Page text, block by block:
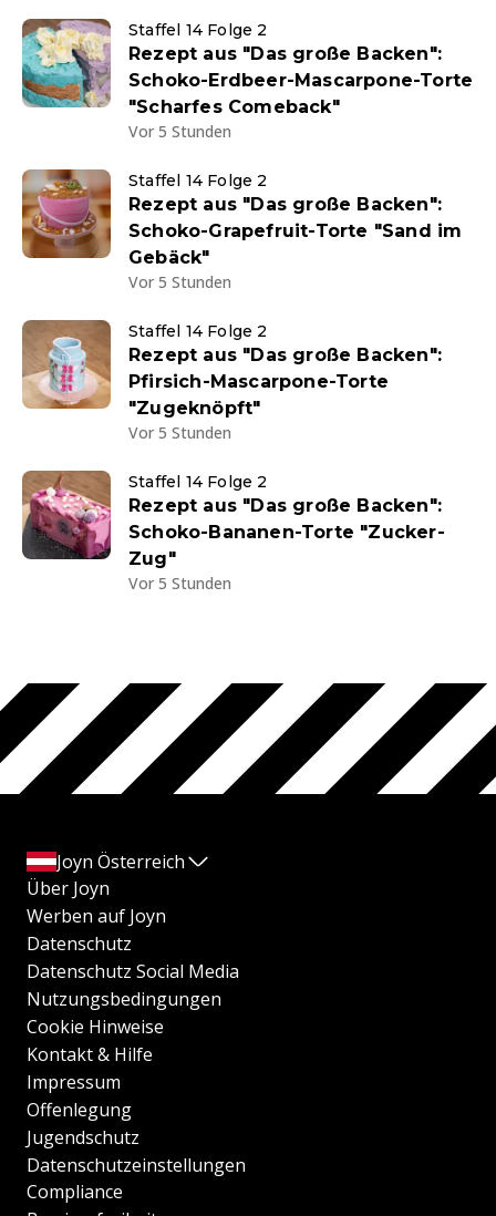
Staffel 14 Folge 2
Rezept aus "Das große Backen":
Schoko-Erdbeer-Mascarpone-Torte
"Scharfes Comeback"
Vor 5 Stunden
Staffel 14 Folge 2
Rezept aus "Das große Backen":
Schoko-Grapefruit-Torte "Sand im
Gebäck"
Vor 5 Stunden
Staffel 14 Folge 2
Rezept aus "Das große Backen":
Pfirsich-Mascarpone-Torte
"Zugeknöpft"
Vor 5 Stunden
Staffel 14 Folge 2
Rezept aus "Das große Backen":
Schoko-Bananen-Torte "Zucker-
Zug"
Vor 5 Stunden
Joyn Österreich
Über Joyn
Werben auf Joyn
Datenschutz
Datenschutz Social Media
Nutzungsbedingungen
Cookie Hinweise
Kontakt & Hilfe
Impressum
Offenlegung
Jugendschutz
Datenschutzeinstellungen
Compliance